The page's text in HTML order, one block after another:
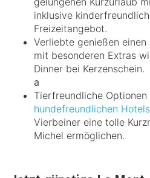
inklusive
Freizeitangebot.
Verliebte genießen
mit besonderen Extras
Dinner bei Kerzenschein.
a
Tierfreundliche
hundefreundlichen Hotels
Vierbeiner eine tolle
Michel ermöglichen.